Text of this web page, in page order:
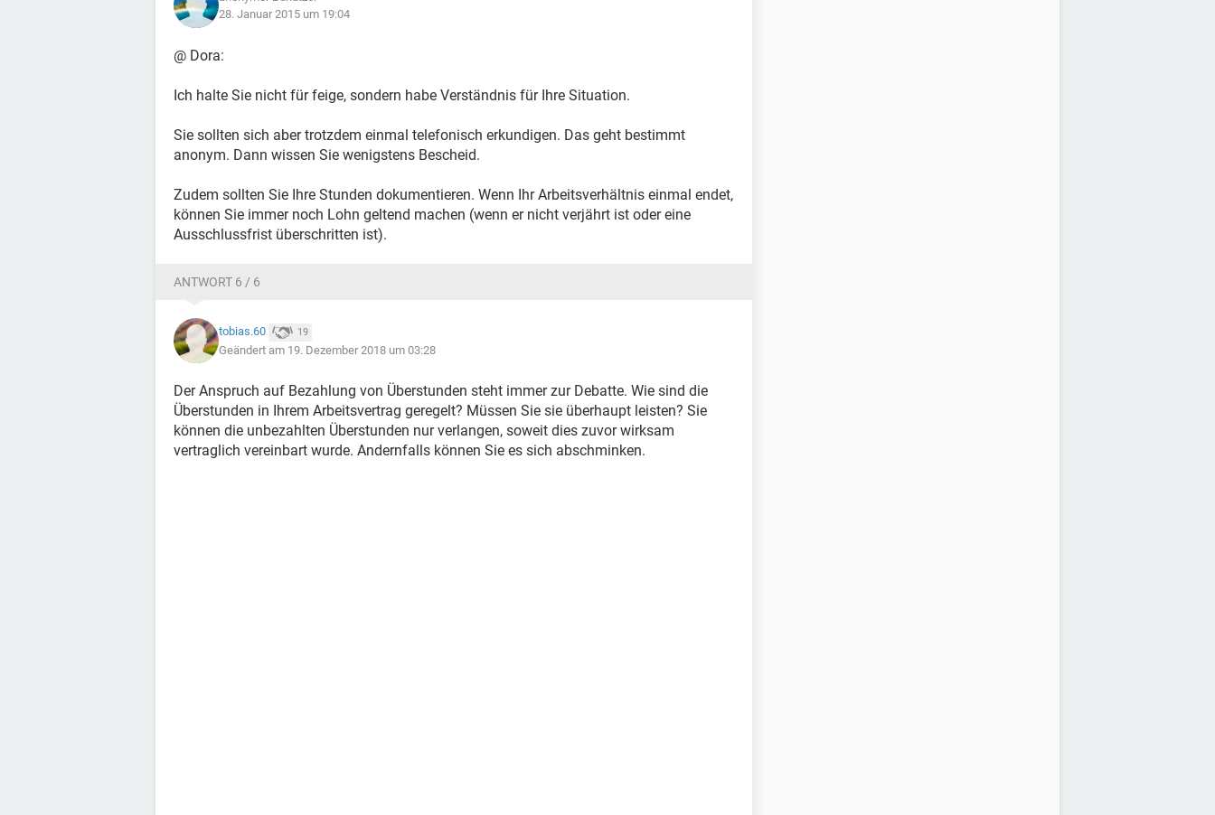
28. Januar 2015 um 19:04
@ Dora:
Ich halte Sie nicht für feige, sondern habe Verständnis für Ihre Situation.
Sie sollten sich aber trotzdem einmal telefonisch erkundigen. Das geht bestimmt
anonym. Dann wissen Sie wenigstens Bescheid.
Zudem sollten Sie Ihre Stunden dokumentieren. Wenn Ihr Arbeitsverhältnis einmal endet,
können Sie immer noch Lohn geltend machen (wenn er nicht verjährt ist oder eine
Ausschlussfrist überschritten ist).
ANTWORT 6 / 6
tobias.60 19
Geändert am 19. Dezember 2018 um 03:28
Der Anspruch auf Bezahlung von Überstunden steht immer zur Debatte. Wie sind die
Überstunden in Ihrem Arbeitsvertrag geregelt? Müssen Sie sie überhaupt leisten? Sie
können die unbezahlten Überstunden nur verlangen, soweit dies zuvor wirksam
vertraglich vereinbart wurde. Andernfalls können Sie es sich abschminken.